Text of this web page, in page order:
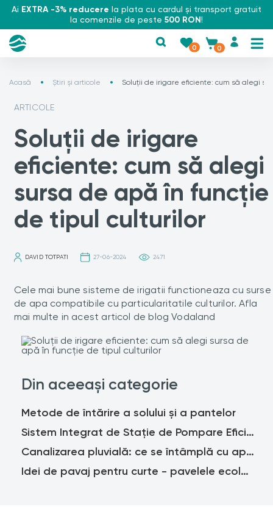
Ai EXTRA -3% reducere la plata cu cardul și transport gratuit
la comenzile de peste 500 RON!
0 0
Acasă Știri și articole Soluții de irigare eficiente: cum să alegi
ARTICOLE
Soluții de irigare
eficiente: cum să alegi
sursa de apă în funcție
de tipul culturilor
DAVID TOTPATI 27-06-2024 2471
Cele mai bune sisteme de irigatii functioneaza cu surse
de apa compatibile cu particularitatile culturilor. Afla
mai multe in acest articol de blog Vodaland
Din aceeași categorie
Metode de întărire a solului și a pantelor
Sistem Integrat de Stație de Pompare Eficient Energetic - Lansare la EXPO 2020 DUBAI
Canalizarea pluvială: ce se întâmplă cu apa de ploaie și cum se poate colecta?
Idei de pavaj pentru curte - pavelele ecologice